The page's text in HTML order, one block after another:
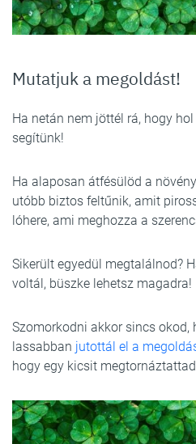
Mutatjuk a megoldást!
Ha netán nem jöttél rá, hogy
segítünk!
Ha alaposan átfésülöd a
utóbb biztos feltűnik, amit
lóhere, ami meghozza a
Sikerült egyedül megtalálnod?
voltál, büszke lehetsz magadra!
Szomorkodni akkor sincs okod,
lassabban jutottál el a
hogy egy kicsit